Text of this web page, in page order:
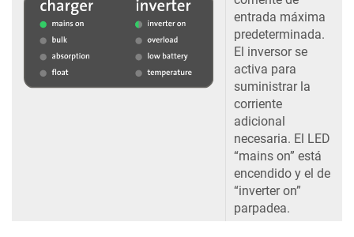
entrada máxima
predeterminada.
El inversor se
activa para
suministrar la
corriente
adicional
necesaria. El LED
“mains on” está
encendido y el de
“inverter on”
parpadea.